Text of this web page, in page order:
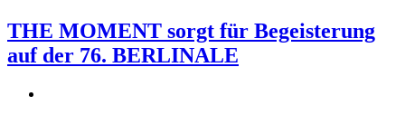
THE MOMENT sorgt für Begeisterung
auf der 76. BERLINALE